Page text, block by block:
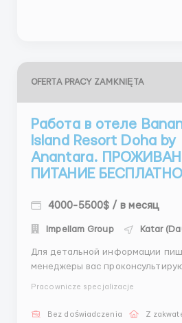
OFERTA PRACY ZAMKNIĘTA
Работа в отеле
Island Resort Doha by
Anantara.
ПИТАНИЕ
4000-5500$ / в месяц
Impellam Group Katar
Для детальной информации
менеджеры вас
Менеджер Vladimir Tsukanov:
Pracownicze specjalizacje
Bez doświadczenia Z